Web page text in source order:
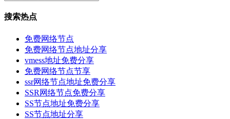
搜索热点
免费网络节点
免费网络节点地址分享
vmess地址免费分享
免费网络节点节享
ssr网络节点地址免费分享
SSR网络节点免费分享
SS节点地址免费分享
SS节点地址分享